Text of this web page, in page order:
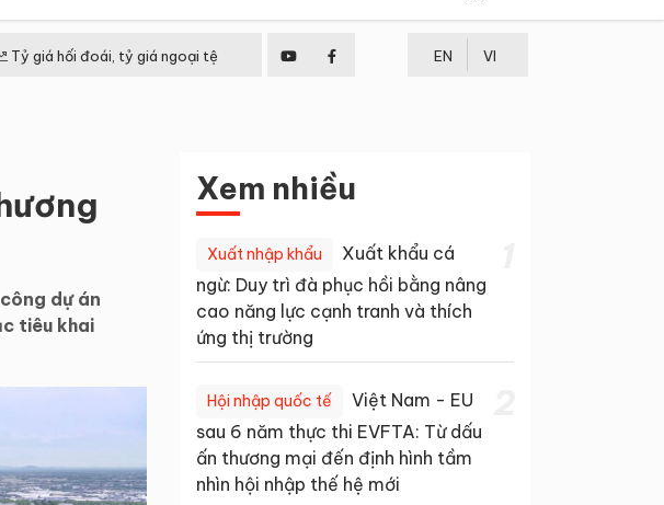
Tỷ giá hối đoái, tỷ giá ngoại tệ EN VI
dự án
tiêu khai
Xem nhiều
Xuất nhập khẩu
Xuất khẩu cá
ngừ: Duy trì đà phục hồi bằng nâng
cao năng lực cạnh tranh và thích
ứng thị trường
Hội nhập quốc tế
Việt Nam - EU
sau 6 năm thực thi EVFTA: Từ dấu
ấn thương mại đến định hình tầm
nhìn hội nhập thế hệ mới